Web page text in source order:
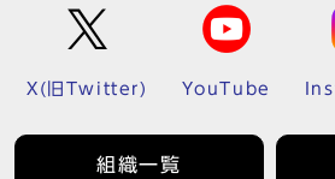
X(旧Twitter) YouTube
組織一覧